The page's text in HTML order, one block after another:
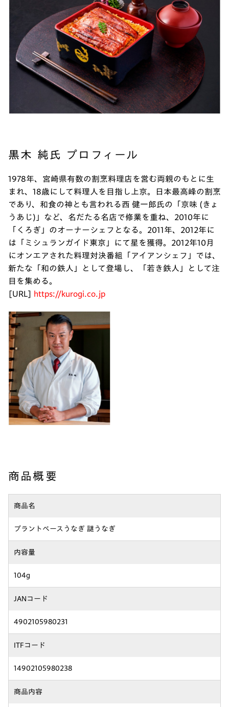
黒木 純氏 プロフィール
1978年、宮崎県有数の割烹料理店を営む両親のもとに生
まれ、18歳にして料理人を目指し上京。日本最高峰の割烹
であり、和食の神とも言われる西 健一郎氏の「京味 (きょ
うあじ)」など、名だたる名店で修業を重ね、2010年に
「くろぎ」のオーナーシェフとなる。2011年、2012年に
は「ミシュランガイド東京」にて星を獲得。2012年10月
にオンエアされた料理対決番組「アイアンシェフ」では、
新たな「和の鉄人」として登場し、「若き鉄人」として注
目を集める。
[URL]
https://kurogi.co.jp
商品概要
商品名
プラントベースうなぎ 謎うなぎ
内容量
104g
JANコード
4902105980231
ITFコード
14902105980238
商品内容